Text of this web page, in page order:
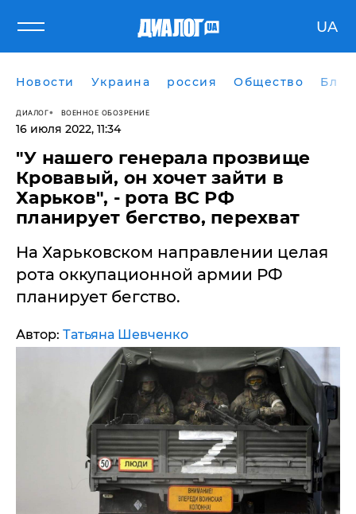
UA
Новости Украина россия Общество
ДИАЛОГ ВОЕННОЕ ОБОЗРЕНИЕ
16 июля 2022, 11:34
​"У нашего генерала прозвище
Кровавый, он хочет зайти в
Харьков", - рота ВС РФ
планирует бегство, перехват
На Харьковском направлении целая
рота оккупационной армии РФ
планирует бегство.
Автор: Татьяна Шевченко